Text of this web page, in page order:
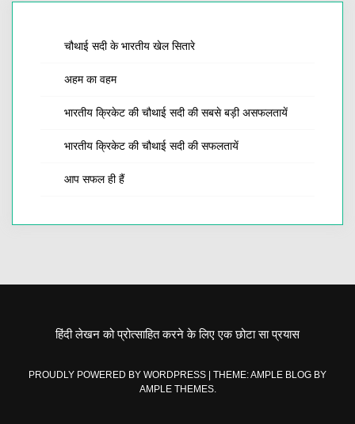
चौथाई सदी के भारतीय खेल सितारे
अहम का वहम
भारतीय क्रिकेट की चौथाई सदी की सबसे बड़ी असफलतायें
भारतीय क्रिकेट की चौथाई सदी की सफलतायें
आप सफल ही हैं
हिंदी लेखन को प्रोत्साहित करने के लिए एक छोटा सा प्रयास
PROUDLY POWERED BY WORDPRESS
THEME: AMPLE BLOG BY
AMPLE THEMES.